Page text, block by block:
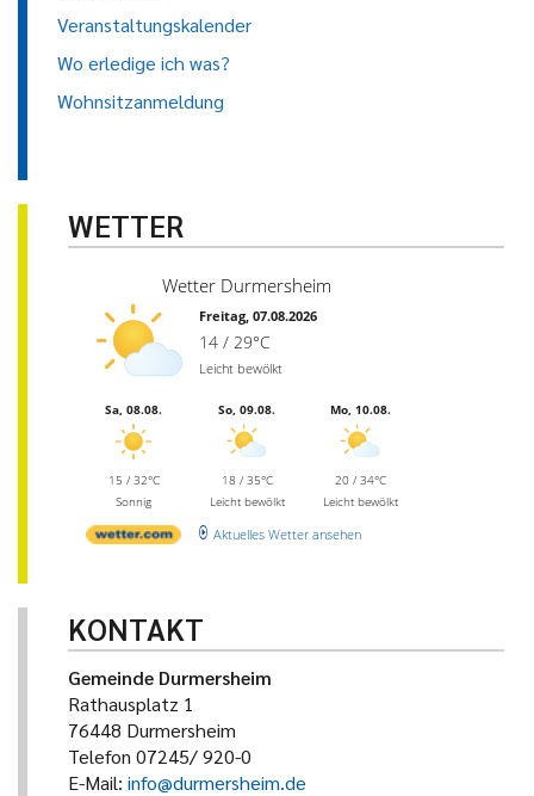
Veranstaltungskalender
Wo erledige ich was?
Wohnsitzanmeldung
WETTER
Wetter Durmersheim
Freitag, 07.08.2026
14 / 29°C
Leicht bewölkt
Sa, 08.08.
15 / 32°C
Sonnig
So, 09.08.
18 / 35°C
Leicht bewölkt
Mo, 10.08.
20 / 34°C
Leicht bewölkt
Aktuelles Wetter ansehen
KONTAKT
Gemeinde Durmersheim
Rathausplatz 1
76448 Durmersheim
Telefon 07245/ 920-0
E-Mail: info@durmersheim.de